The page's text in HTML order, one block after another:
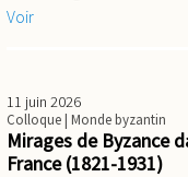
Voir
11 juin 2026
Colloque| Monde byzantin
Mirages de Byzance
France (1821-1931)